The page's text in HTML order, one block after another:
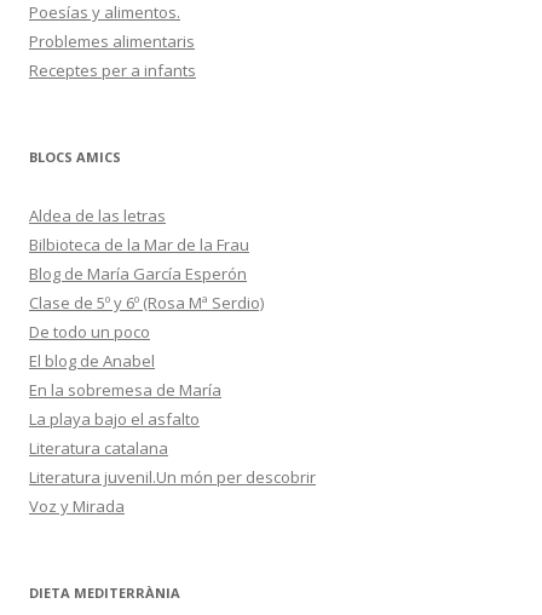
Poesías y alimentos.
Problemes alimentaris
Receptes per a infants
BLOCS AMICS
Aldea de las letras
Bilbioteca de la Mar de la Frau
Blog de María García Esperón
Clase de 5º y 6º (Rosa Mª Serdio)
De todo un poco
El blog de Anabel
En la sobremesa de María
La playa bajo el asfalto
Literatura catalana
Literatura juvenil.Un món per descobrir
Voz y Mirada
DIETA MEDITERRÀNIA